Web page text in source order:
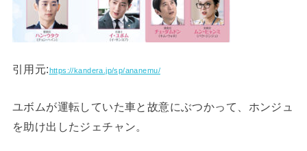
引用元:https://kandera.jp/sp/ananemu/
ユボムが運転していた車と故意にぶつかって、ホンジュ
を助け出したジェチャン。